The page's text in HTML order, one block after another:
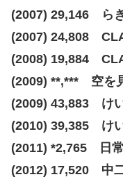
(2007) 29,146 ら
(2007) 24,808
(2008) 19,884
(2009) **,*** 空を
(2009) 43,883 け
(2010) 39,385 け
(2011) *2,765 日常
(2012) 17,520 中